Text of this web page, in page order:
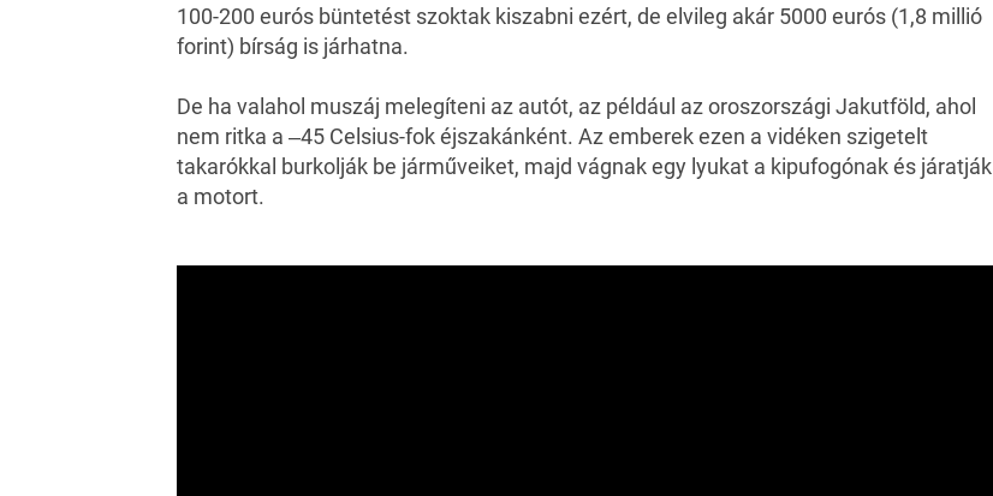
100-200 eurós büntetést szoktak kiszabni ezért, de elvileg akár 5000 eurós (1,8 millió
forint) bírság is járhatna.
De ha valahol muszáj melegíteni az autót, az például az oroszországi Jakutföld, ahol
nem ritka a ‒45 Celsius-fok éjszakánként. Az emberek ezen a vidéken szigetelt
takarókkal burkolják be járműveiket, majd vágnak egy lyukat a kipufogónak és járatják
a motort.